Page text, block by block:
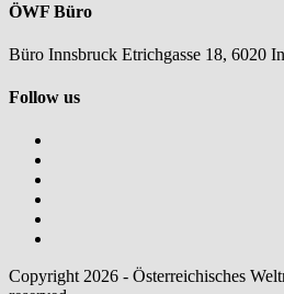
ÖWF Büro
Büro Innsbruck Etrichgasse 18, 6020
Follow us
Copyright 2026 - Österreichisches